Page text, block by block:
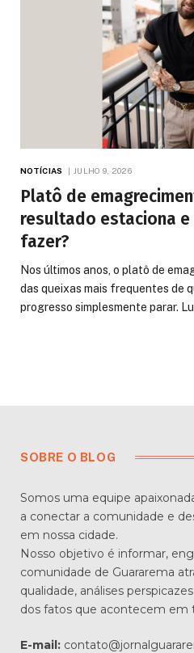
NOTÍCIAS JULHO 9, 2026
Platô de
resultado estaciona
fazer?
Nos últimos anos, o platô de
das queixas mais frequentes de
progresso simplesmente parar.
SOBRE O BLOG
Somos uma equipe
a conectar a comunidade e
em nossa cidade.
Nosso objetivo é informar,
comunidade de Guararema
qualidade, análises
dos fatos que acontecem em
E-mail: